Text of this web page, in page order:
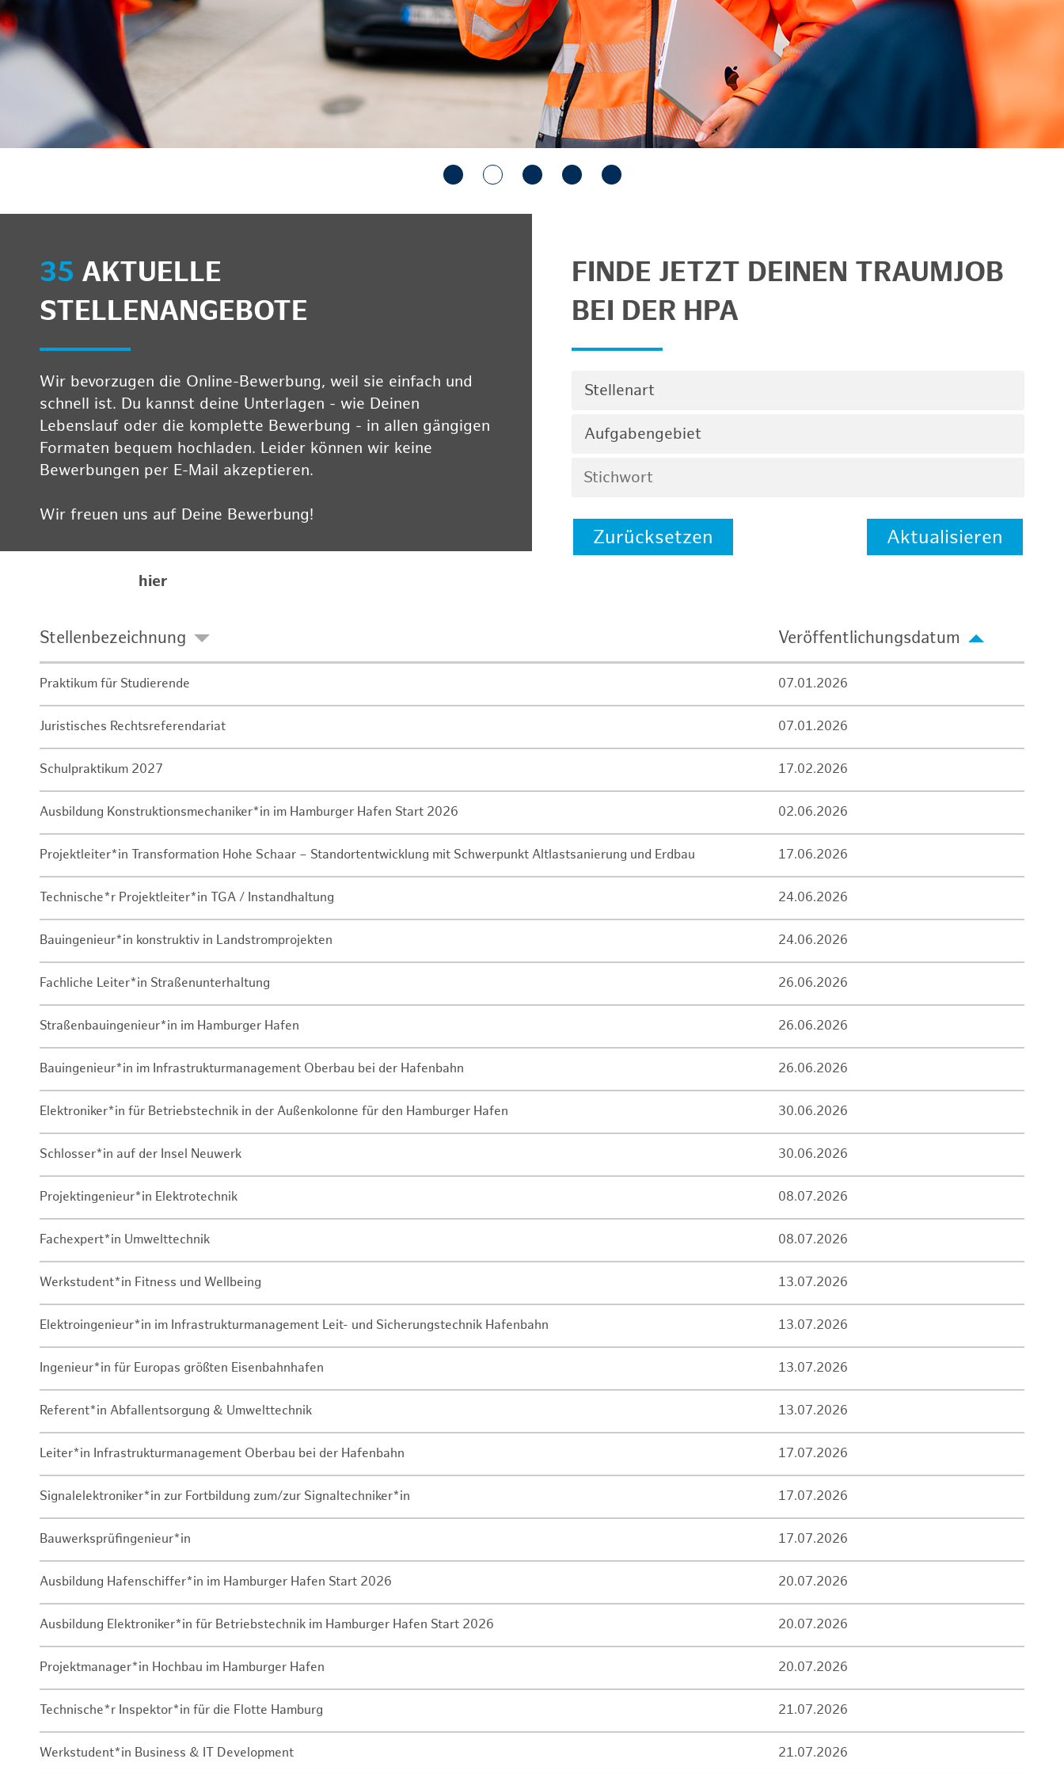
anzeigen/schließen
35 AKTUELLE
STELLENANGEBOTE
Wir bevorzugen die Online-Bewerbung, weil sie einfach und
schnell ist. Du kannst deine Unterlagen - wie Deinen
Lebenslauf oder die komplette Bewerbung - in allen gängigen
Formaten bequem hochladen. Leider können wir keine
Bewerbungen per E-Mail akzeptieren.
Wir freuen uns auf Deine Bewerbung!
hier
FINDE JETZT DEINEN TRAUMJOB
BEI DER HPA
Stellenart
Aufgabengebiet
Zurücksetzen Aktualisieren
Stellenbezeichnung Veröffentlichungsdatum
Praktikum für Studierende 07.01.2026
Juristisches Rechtsreferendariat 07.01.2026
Schulpraktikum 2027 17.02.2026
Ausbildung Konstruktionsmechaniker*in im Hamburger Hafen Start 2026 02.06.2026
Projektleiter*in Transformation Hohe Schaar – Standortentwicklung mit Schwerpunkt Altlastsanierung und Erdbau 17.06.2026
Technische*r Projektleiter*in TGA / Instandhaltung 24.06.2026
Bauingenieur*in konstruktiv in Landstromprojekten 24.06.2026
Fachliche Leiter*in Straßenunterhaltung 26.06.2026
Straßenbauingenieur*in im Hamburger Hafen 26.06.2026
Bauingenieur*in im Infrastrukturmanagement Oberbau bei der Hafenbahn 26.06.2026
Elektroniker*in für Betriebstechnik in der Außenkolonne für den Hamburger Hafen 30.06.2026
Schlosser*in auf der Insel Neuwerk 30.06.2026
Projektingenieur*in Elektrotechnik 08.07.2026
Fachexpert*in Umwelttechnik 08.07.2026
Werkstudent*in Fitness und Wellbeing 13.07.2026
Elektroingenieur*in im Infrastrukturmanagement Leit- und Sicherungstechnik Hafenbahn 13.07.2026
Ingenieur*in für Europas größten Eisenbahnhafen 13.07.2026
Referent*in Abfallentsorgung & Umwelttechnik 13.07.2026
Leiter*in Infrastrukturmanagement Oberbau bei der Hafenbahn 17.07.2026
Signalelektroniker*in zur Fortbildung zum/zur Signaltechniker*in 17.07.2026
Bauwerksprüfingenieur*in 17.07.2026
Ausbildung Hafenschiffer*in im Hamburger Hafen Start 2026 20.07.2026
Ausbildung Elektroniker*in für Betriebstechnik im Hamburger Hafen Start 2026 20.07.2026
Projektmanager*in Hochbau im Hamburger Hafen 20.07.2026
Technische*r Inspektor*in für die Flotte Hamburg 21.07.2026
Werkstudent*in Business & IT Development 21.07.2026